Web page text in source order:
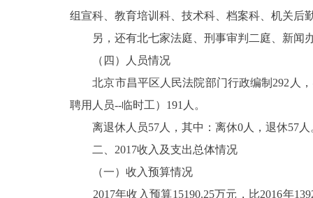
中介服务
政民互动
12345网上接诉即办
参与调查
北京概况
组宣科、教育培训科、技术科、档案科、机关后
另，还有北七家法庭、刑事审判二庭、新闻
（四）人员情况
北京市昌平区人民法院部门行政编制292人，
聘用人员--临时工）191人。
离退休人员57人，其中：离休0人，退休57人
二、2017收入及支出总体情况
（一）收入预算情况
2017年收入预算15190.25万元，比2016年